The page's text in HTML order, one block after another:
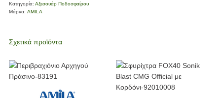
Κατηγορία: Αξεσουάρ Ποδοσφαίρου
Μάρκα: AMILA
Σχετικά προϊόντα